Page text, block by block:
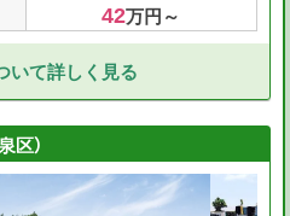
42万円～
いて詳しく見る
区）